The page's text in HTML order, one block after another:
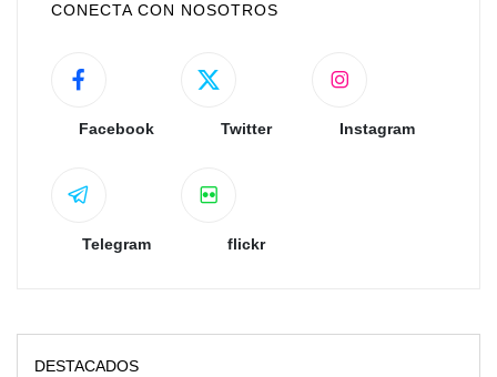
CONECTA CON NOSOTROS
Facebook Twitter Instagram
Telegram flickr
DESTACADOS